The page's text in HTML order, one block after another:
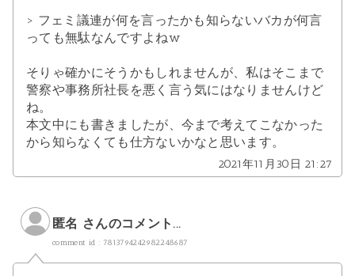
> フェミ議連が何を言ったかも知らないバカが何言
っても無駄なんですよねw
そりゃ確かにそうかもしれませんが、私はそこまで
警察や事務所社長を悪く言う気にはなりませんけど
ね。
本文中にも書きましたが、今まで考えてこなかった
から知らなくても仕方ないかなと思います。
2021年11月30日 21:27
匿名 さんのコメント...
comment id : 7813794242982248687